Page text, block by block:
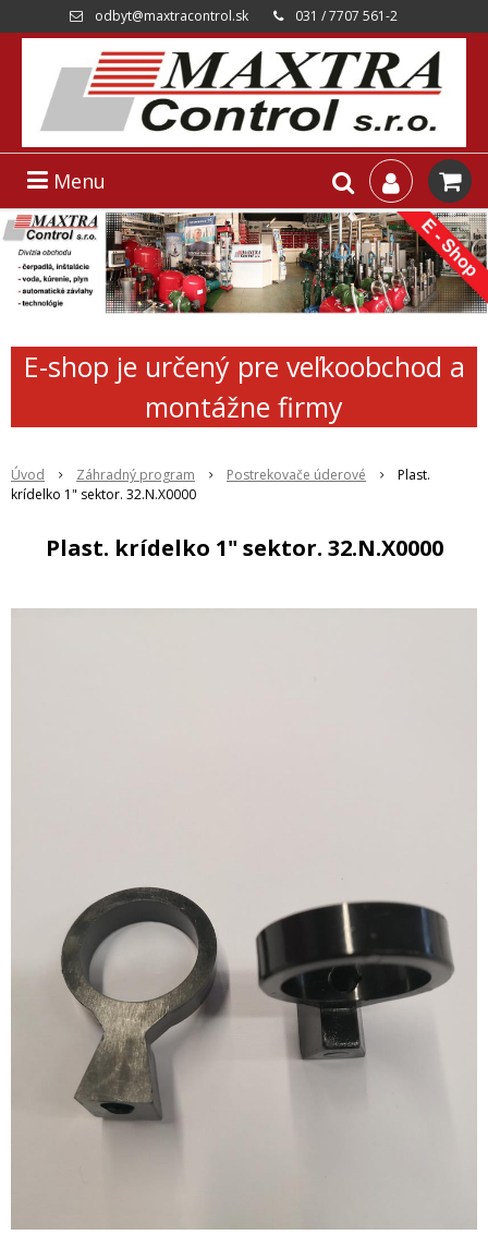
odbyt@maxtracontrol.sk 031 / 7707 561-2
Menu
E-shop je určený pre veľkoobchod a
montážne firmy
Úvod Záhradný program Postrekovače úderové
Plast.
krídelko 1" sektor. 32.N.X0000
Plast. krídelko 1" sektor. 32.N.X0000